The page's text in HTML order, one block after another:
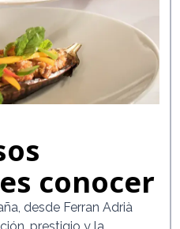
conocer
desde Ferran Adrià